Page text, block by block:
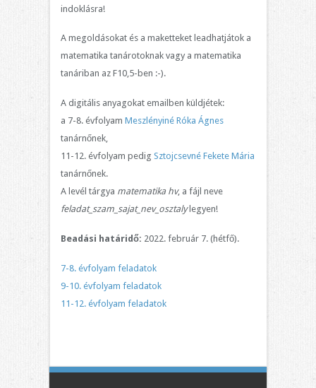
indoklásra!
A megoldásokat és a maketteket leadhatjátok a
matematika tanárotoknak vagy a matematika
tanáriban az F10,5-ben :-).
A digitális anyagokat emailben küldjétek:
a 7-8. évfolyam Meszlényiné Róka Ágnes
tanárnőnek,
11-12. évfolyam pedig Sztojcsevné Fekete Mária
tanárnőnek.
A levél tárgya matematika hv, a fájl neve
feladat_szam_sajat_nev_osztalylegyen!
Beadási határidő: 2022. február 7. (hétfő).
7-8. évfolyam feladatok
9-10. évfolyam feladatok
11-12. évfolyam feladatok